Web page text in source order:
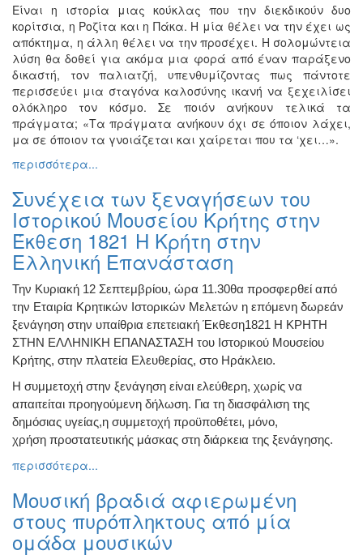
Είναι η ιστορία μιας κούκλας που την διεκδικούν δυο
κορίτσια, η Ροζίτα και η Πάκα. Η μία θέλει να την έχει ως
απόκτημα, η άλλη θέλει να την προσέχει. Η σολομώντεια
λύση θα δοθεί για ακόμα μια φορά από έναν παράξενο
δικαστή, τον παλιατζή, υπενθυμίζοντας πως πάντοτε
περισσεύει μια σταγόνα καλοσύνης ικανή να ξεχειλίσει
ολόκληρο τον κόσμο. Σε ποιόν ανήκουν τελικά τα
πράγματα; «Τα πράγματα ανήκουν όχι σε όποιον λάχει,
μα σε όποιον τα γνοιάζεται και χαίρεται που τα ‘χει…».
περισσότερα...
Συνέχεια των ξεναγήσεων του
Ιστορικού Μουσείου Κρήτης στην
Έκθεση 1821 Η Κρήτη στην
Ελληνική Επανάσταση
Την Κυριακή 12 Σεπτεμβρίου, ώρα 11.30θα προσφερθεί από
την Εταιρία Κρητικών Ιστορικών Μελετών η επόμενη δωρεάν
ξενάγηση στην υπαίθρια επετειακή Έκθεση1821 Η ΚΡΗΤΗ
ΣΤΗΝ ΕΛΛΗΝΙΚΗ ΕΠΑΝΑΣΤΑΣΗ του Ιστορικού Μουσείου
Κρήτης, στην πλατεία Ελευθερίας, στο Ηράκλειο.
Η συμμετοχή στην ξενάγηση είναι ελεύθερη, χωρίς να
απαιτείται προηγούμενη δήλωση. Για τη διασφάλιση της
δημόσιας υγείας,η συμμετοχή προϋποθέτει, μόνο,
χρήση προστατευτικής μάσκας στη διάρκεια της ξενάγησης.
περισσότερα...
Μουσική βραδιά αφιερωμένη
στους πυρόπληκτους από μία
ομάδα μουσικών